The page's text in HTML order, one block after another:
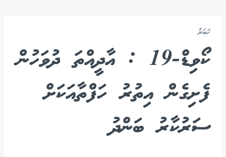
ޚަބަރު
ކޯވިޑް-19 : އާދީއްތަ ދުވަހުން
ފެށިގެން އިތުރު ހަފްތާއަކަށް
ސަރުކާރު ބަންދު